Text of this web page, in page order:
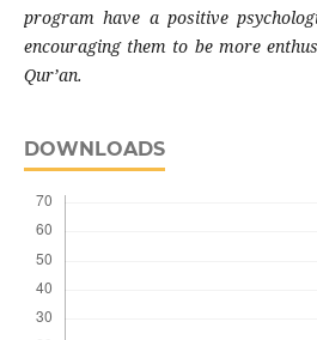
program have a positive
encouraging them to be more
Qur’an.
DOWNLOADS